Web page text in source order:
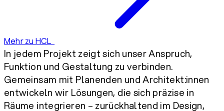
Mehr zu HCL
In jedem Projekt zeigt sich unser Anspruch,
Funktion und Gestaltung zu verbinden.
Gemeinsam mit Planenden und Architekt:innen
entwickeln wir Lösungen, die sich präzise in
Räume integrieren – zurückhaltend im Design,